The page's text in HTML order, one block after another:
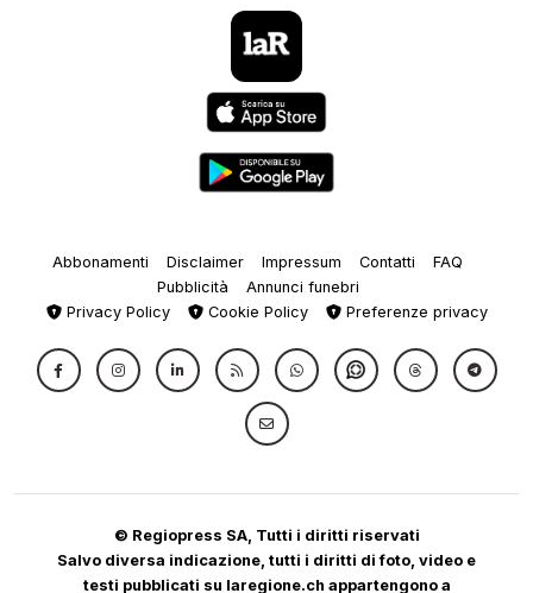
Abbonamenti Disclaimer Impressum Contatti
FAQ
Pubblicità
Annunci funebri
Privacy Policy
Cookie Policy Preferenze privacy
© Regiopress SA, Tutti i diritti riservati
Salvo diversa indicazione, tutti i diritti di foto, video e
testi pubblicati su laregione.ch appartengono a